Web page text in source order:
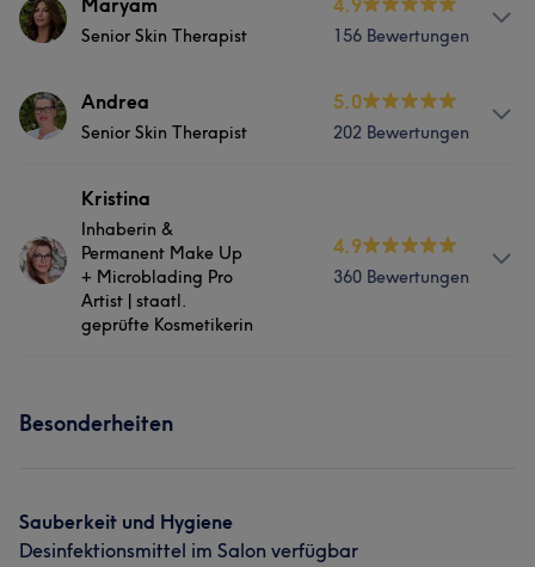
Ästhetische Medizin
Professionell 6
Maryam
Senior Skin Therapist
4.9
156 Bewertungen
Services
Was unsere Kunden über Maryam sagen
Professionell 20 Außergewöhnlich 15 Kompetent
Erfahren 12
Andrea
Senior Skin Therapist
5.0
202 Bewertungen
Services
Nägel Gesicht Haarentfernung
Ästhetische Medizin
Professionell 26
Kristina
Inhaberin &
Permanent Make Up
+ Microblading Pro
Artist | staatl.
geprüfte Kosmetikerin
4.9
360 Bewertungen
Portfolio
Besonderheiten
Sauberkeit und Hygiene
Desinfektionsmittel im Salon verfügbar